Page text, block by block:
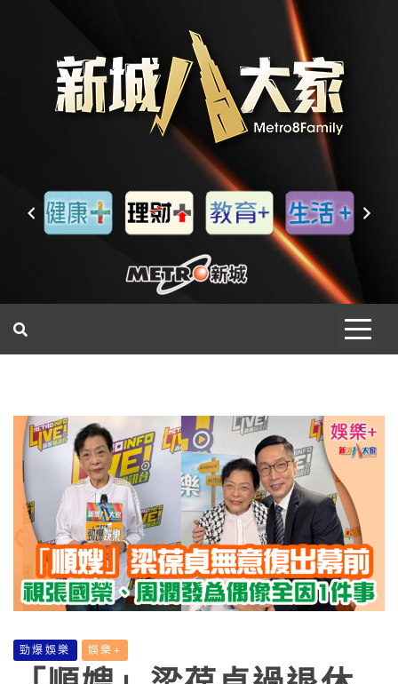
勁爆娛樂 娛樂+